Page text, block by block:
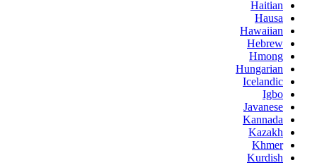
Haitian
Hausa
Hawaiian
Hebrew
Hmong
Hungarian
Icelandic
Igbo
Javanese
Kannada
Kazakh
Khmer
Kurdish